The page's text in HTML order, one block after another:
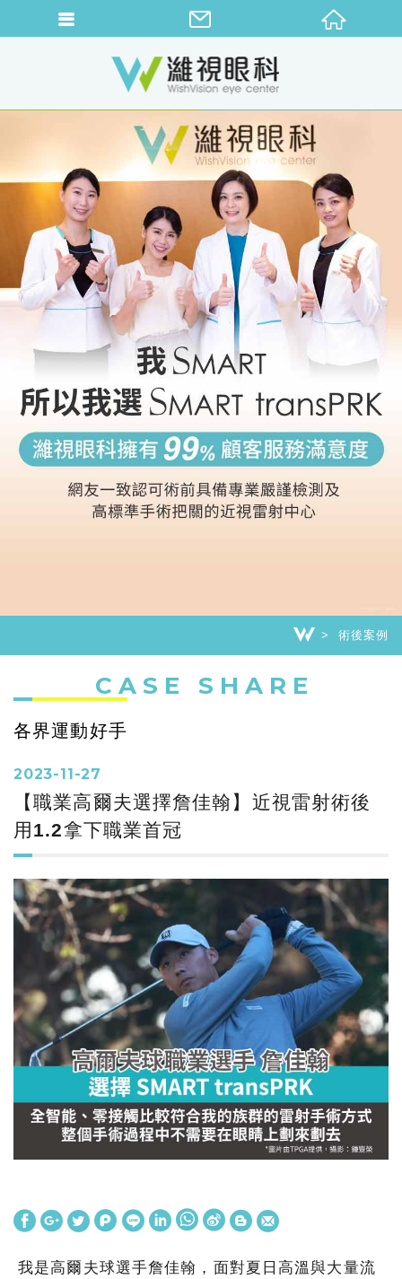
術後案例
CASE SHARE
各界運動好手
2023-11-27
【職業高爾夫選擇詹佳翰】近視雷射術後
用1.2拿下職業首冠
我是高爾夫球選手詹佳翰，面對夏日高溫與大量流